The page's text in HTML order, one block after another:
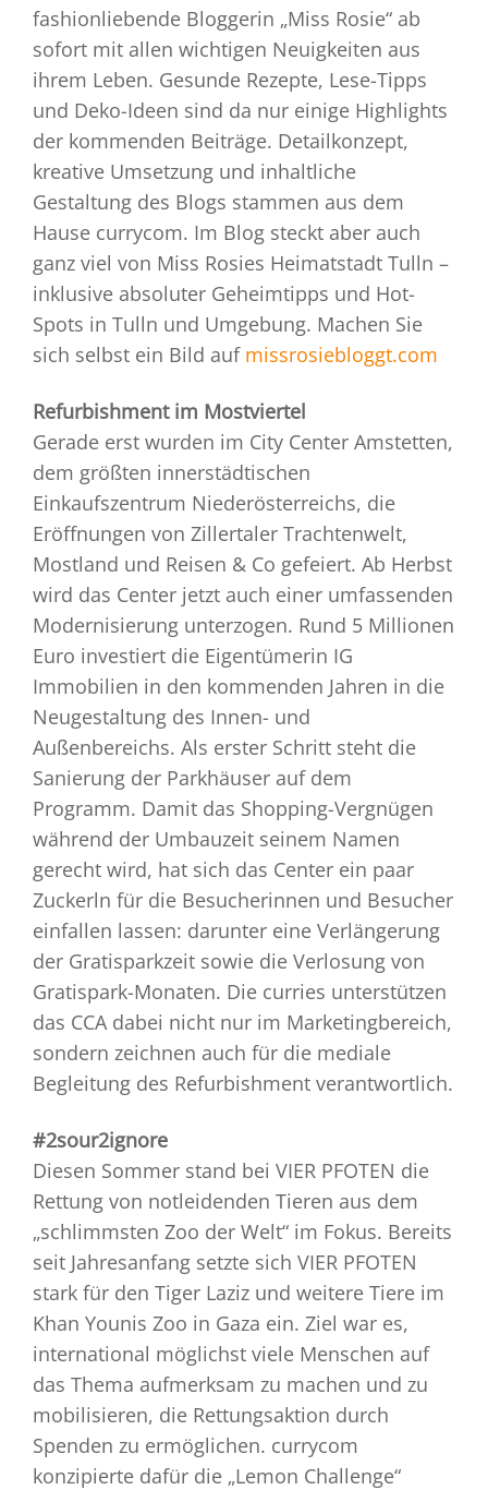
fashionliebende Bloggerin „Miss Rosie“ ab
sofort mit allen wichtigen Neuigkeiten aus
ihrem Leben. Gesunde Rezepte, Lese-Tipps
und Deko-Ideen sind da nur einige Highlights
der kommenden Beiträge. Detailkonzept,
kreative Umsetzung und inhaltliche
Gestaltung des Blogs stammen aus dem
Hause currycom. Im Blog steckt aber auch
ganz viel von Miss Rosies Heimatstadt Tulln –
inklusive absoluter Geheimtipps und Hot-
Spots in Tulln und Umgebung. Machen Sie
sich selbst ein Bild auf missrosiebloggt.com
Refurbishment im Mostviertel
Gerade erst wurden im City Center Amstetten,
dem größten innerstädtischen
Einkaufszentrum Niederösterreichs, die
Eröffnungen von Zillertaler Trachtenwelt,
Mostland und Reisen & Co gefeiert. Ab Herbst
wird das Center jetzt auch einer umfassenden
Modernisierung unterzogen. Rund 5 Millionen
Euro investiert die Eigentümerin IG
Immobilien in den kommenden Jahren in die
Neugestaltung des Innen- und
Außenbereichs. Als erster Schritt steht die
Sanierung der Parkhäuser auf dem
Programm. Damit das Shopping-Vergnügen
während der Umbauzeit seinem Namen
gerecht wird, hat sich das Center ein paar
Zuckerln für die Besucherinnen und Besucher
einfallen lassen: darunter eine Verlängerung
der Gratisparkzeit sowie die Verlosung von
Gratispark-Monaten. Die curries unterstützen
das CCA dabei nicht nur im Marketingbereich,
sondern zeichnen auch für die mediale
Begleitung des Refurbishment verantwortlich.
#2sour2ignore
Diesen Sommer stand bei VIER PFOTEN die
Rettung von notleidenden Tieren aus dem
„schlimmsten Zoo der Welt“ im Fokus. Bereits
seit Jahresanfang setzte sich VIER PFOTEN
stark für den Tiger Laziz und weitere Tiere im
Khan Younis Zoo in Gaza ein. Ziel war es,
international möglichst viele Menschen auf
das Thema aufmerksam zu machen und zu
mobilisieren, die Rettungsaktion durch
Spenden zu ermöglichen. currycom
konzipierte dafür die „Lemon Challenge“